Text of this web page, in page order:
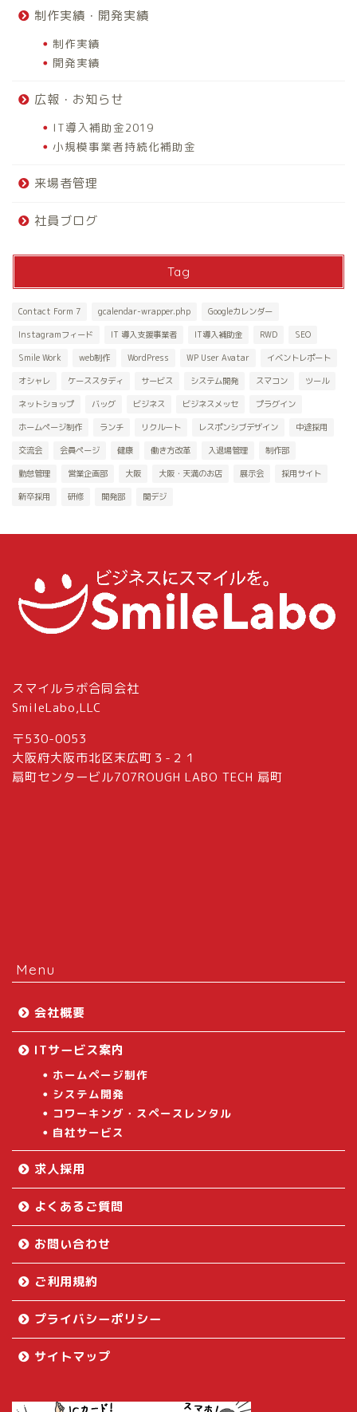
制作実績・開発実績
制作実績
開発実績
広報・お知らせ
IT導入補助金2019
小規模事業者持続化補助金
来場者管理
社員ブログ
Tag
Contact Form 7 gcalendar-wrapper.php Googleカレンダー
Instagramフィード IT 導入支援事業者 IT導入補助金 RWD SEO
Smile Work web制作 WordPress WP User Avatar イベントレポート
オシャレ ケーススタディ サービス システム開発 スマコン ツール
ネットショップ バッグ ビジネス ビジネスメッセ プラグイン
ホームページ制作 ランチ リクルート レスポンシブデザイン 中途採用
交流会 会員ページ 健康 働き方改革 入退場管理 制作部
勤怠管理 営業企画部 大阪 大阪・天満のお店 展示会 採用サイト
新卒採用 研修 開発部 関デジ
スマイルラボ合同会社
SmileLabo,LLC
〒530-0053
大阪府大阪市北区末広町３-２１
扇町センタービル707ROUGH LABO TECH 扇町
Menu
会社概要
ITサービス案内
ホームページ制作
システム開発
コワーキング・スペースレンタル
自社サービス
求人採用
よくあるご質問
お問い合わせ
ご利用規約
プライバシーポリシー
サイトマップ